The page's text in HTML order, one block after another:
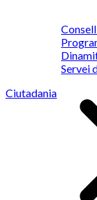
Servei
Ciutadania